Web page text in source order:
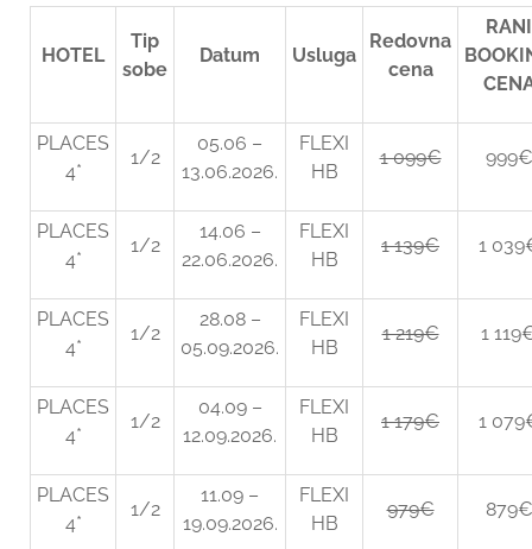
HOTEL
Tip
sobe
Datum Usluga
Redovna
cena
RANI
PLACES
4*
1/2
05.06 –
13.06.2026.
FLEXI
HB
1 099€ 999€
PLACES
4*
1/2
14.06 –
22.06.2026.
FLEXI
HB
1 139€ 1
PLACES
4*
1/2
28.08 –
05.09.2026.
FLEXI
HB
1 219€ 1
PLACES
4*
1/2
04.09 –
12.09.2026.
FLEXI
HB
1 179€ 1
PLACES
4*
1/2
11.09 –
19.09.2026.
FLEXI
HB
979€ 879€